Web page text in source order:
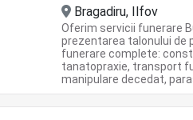
Bragadiru, Ilfov
Oferim servicii funerare
prezentarea talonului de
funerare complete:
tanatopraxie, transport
manipulare decedat,